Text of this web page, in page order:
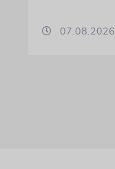
07.08.2026